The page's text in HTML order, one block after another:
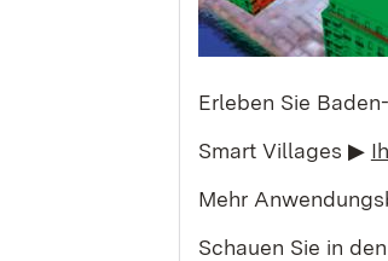
Erleben Sie
Smart Villages ▶
Mehr
Schauen Sie in